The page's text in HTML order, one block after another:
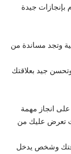
جيدة
وتجد مساندة من
جيد بعلاقتك
انجاز مهمة
تعرض عليك من
وشخص يدخل